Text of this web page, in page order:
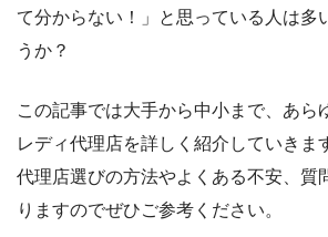
て分からない！」と思っている人は多
うか？
この記事では大手から中小まで、あら
レディ代理店を詳しく紹介していきま
代理店選びの方法やよくある不安、質
りますのでぜひご参考ください。